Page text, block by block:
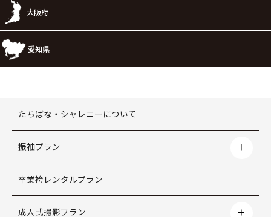
大阪府
愛知県
たちばな・シャレニーについて
振袖プラン
卒業袴レンタルプラン
成人式撮影プラン